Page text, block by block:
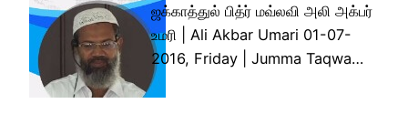
ஜக்காத்துல் பித்ர் மவ்லவி அலி அக்பர்
உமரி | Ali Akbar Umari 01-07-
2016, Friday | Jumma Taqwa…